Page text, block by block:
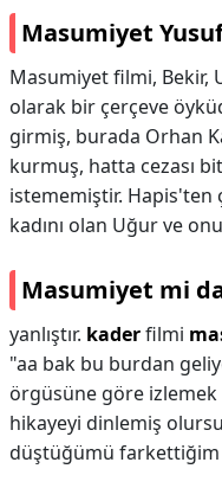
Masumiyet
Masumiyet filmi, Bekir,
olarak bir çerçeve
girmiş, burada Orhan
kurmuş, hatta cezası
istememiştir. Hapis'ten
kadını olan Uğur ve
Masumiyet mi
yanlıştır. kaderfilmi
"aa bak bu burdan
örgüsüne göre
hikayeyi dinlemiş
düştüğümü farkettiğim